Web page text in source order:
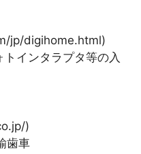
jp/digihome.html)
インタラプタ等の入
)
歯車